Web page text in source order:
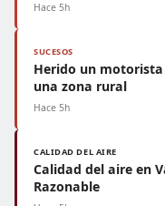
Hace 5h
SUCESOS
Herido un
una zona rural
Hace 5h
CALIDAD DEL AIRE
Calidad del aire en
Razonable